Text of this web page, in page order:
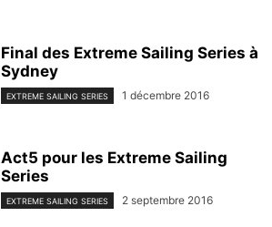
Final des Extreme Sailing Series à
Sydney
EXTREME SAILING SERIES 1 décembre 2016
Act5 pour les Extreme Sailing
Series
EXTREME SAILING SERIES 2 septembre 2016